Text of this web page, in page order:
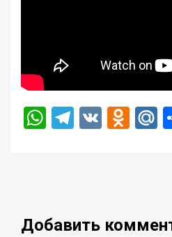
WhatsApp
Telegram
VK
Добавить